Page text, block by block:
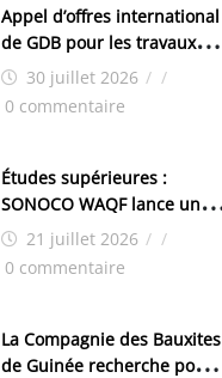
Appel d’offres international
de GDB pour les travaux
d’aménagement de la zone
industrielle de FANDJE
30 juillet 2026 / /
0 commentaire
Études supérieures :
SONOCO WAQF lance un
programme de bourses
pour la Malaisie
21 juillet 2026 / /
0 commentaire
La Compagnie des Bauxites
de Guinée recherche pour